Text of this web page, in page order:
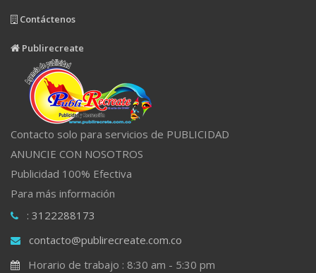
Contáctenos
Publirecreate
Contacto solo para servicios de PUBLICIDAD
ANUNCIE CON NOSOTROS
Publicidad 100% Efectiva
Para más información
: 3122288173
contacto@publirecreate.com.co
Horario de trabajo : 8:30 am - 5:30 pm